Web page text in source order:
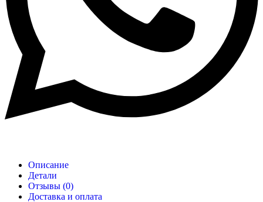
Описание
Детали
Отзывы (0)
Доставка и оплата